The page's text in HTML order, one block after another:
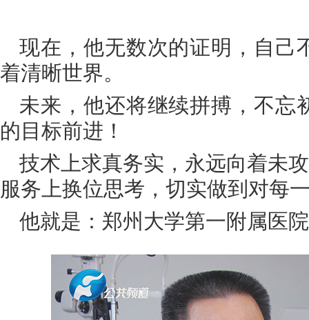
现在，他无数次的证明，自己
着清晰世界。
未来，他还将继续拼搏，不忘
的目标前进！
技术上求真务实，永远向着未
服务上换位思考，切实做到对每
他就是：郑州大学第一附属医